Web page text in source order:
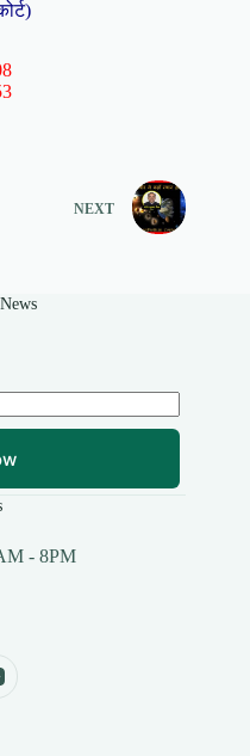
NEXT
- 8PM